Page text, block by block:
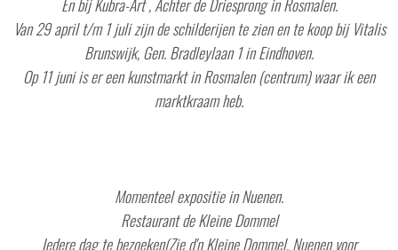
Van 29 april t/m 1 juli zijn de schilderijen te zien en te koop bij Vitalis
Brunswijk, Gen. Bradleylaan 1 in Eindhoven.
Op 11 juni is er een kunstmarkt in Rosmalen (centrum) waar ik een
marktkraam heb.
Momenteel expositie in Nuenen.
Restaurant de Kleine Dommel
Iedere dag te bezoeken(Zie d'n Kleine Dommel, Nuenen voor